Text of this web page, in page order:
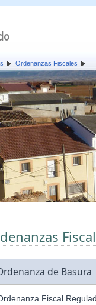
Ordenanzas Fiscales
de Basura
Fiscal